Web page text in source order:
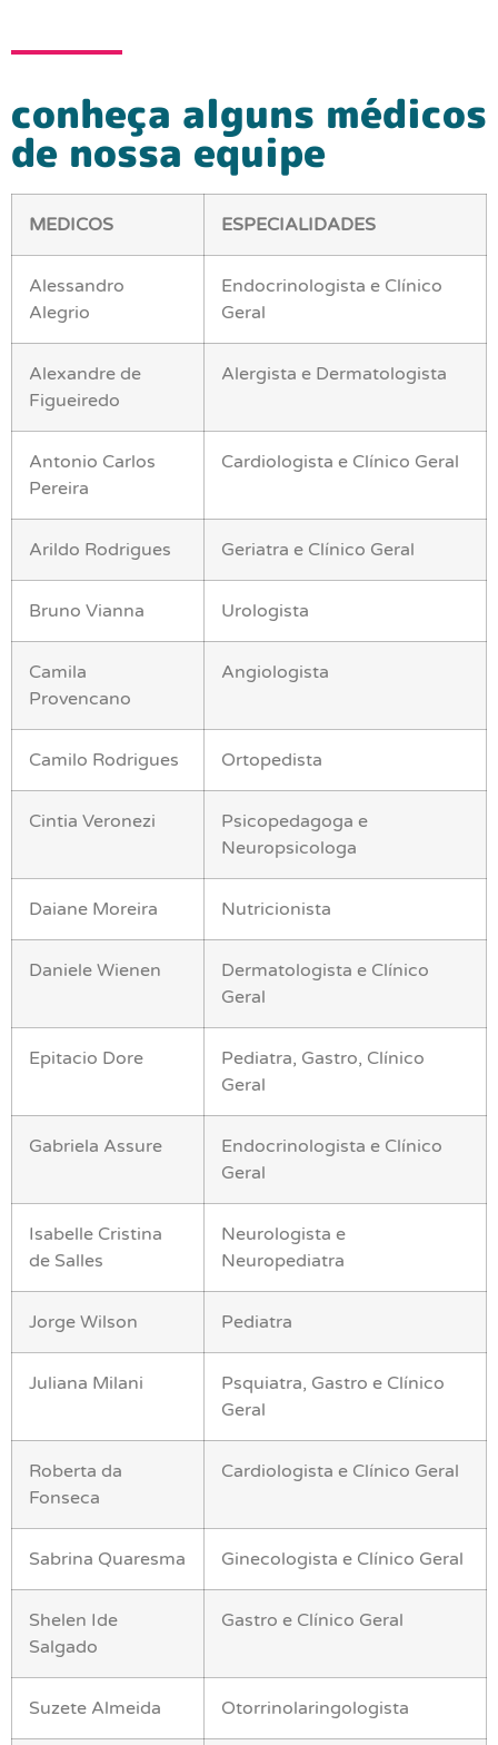
conheça alguns médicos
de nossa equipe
MEDICOS ESPECIALIDADES
Alessandro
Alegrio
Endocrinologista e Clínico
Geral
Alexandre de
Figueiredo
Alergista e Dermatologista
Antonio Carlos
Pereira
Cardiologista e Clínico Geral
Arildo Rodrigues Geriatra e Clínico Geral
Bruno Vianna Urologista
Camila
Provencano
Angiologista
Camilo Rodrigues Ortopedista
Cintia Veronezi
Psicopedagoga e
Neuropsicologa
Daiane Moreira Nutricionista
Daniele Wienen
Dermatologista e Clínico
Geral
Epitacio Dore
Pediatra, Gastro, Clínico
Geral
Gabriela Assure
Endocrinologista e Clínico
Geral
Isabelle Cristina
de Salles
Neurologista e
Neuropediatra
Jorge Wilson Pediatra
Juliana Milani
Psquiatra, Gastro e Clínico
Geral
Roberta da
Fonseca
Cardiologista e Clínico Geral
Sabrina Quaresma Ginecologista e Clínico Geral
Shelen Ide
Salgado
Gastro e Clínico Geral
Suzete Almeida Otorrinolaringologista